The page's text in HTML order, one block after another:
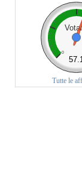
0
57.1
Tutte le